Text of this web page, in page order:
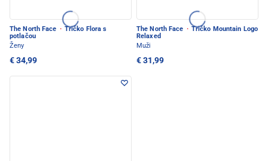
The North Face · Tričko Flora s
potlačou
Ženy
€ 34,99
The North Face · Tričko Mountain Logo
Relaxed
Muži
€ 31,99